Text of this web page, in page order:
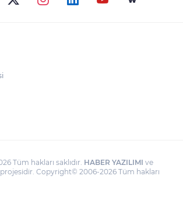
lisansüstü araştırmacılara
Tüm hakları saklıdır. HABER YAZILIMI ve
projesidir. Copyright© 2006-2026 Tüm hakları